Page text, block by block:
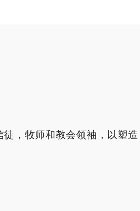
，牧师和教会领袖，以塑造